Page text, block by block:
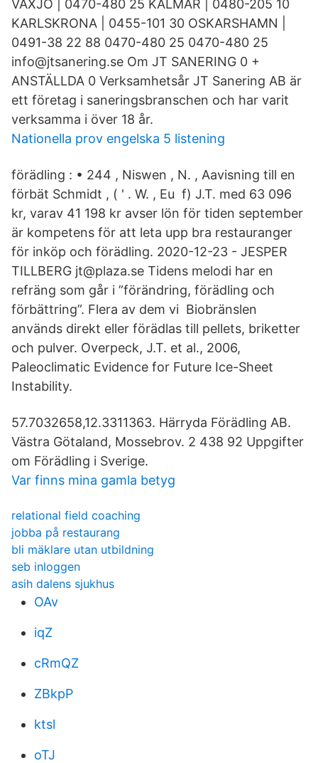
VÄXJÖ | 0470-480 25 KALMAR | 0480-205 10
KARLSKRONA | 0455-101 30 OSKARSHAMN |
0491-38 22 88 0470-480 25 0470-480 25
info@jtsanering.se Om JT SANERING 0 +
ANSTÄLLDA 0 Verksamhetsår JT Sanering AB är
ett företag i saneringsbranschen och har varit
verksamma i över 18 år.
Nationella prov engelska 5 listening
förädling : • 244 , Niswen , N. , Aavisning till en
förbät Schmidt , ( ' . W. , Eu f) J.T. med 63 096
kr, varav 41 198 kr avser lön för tiden september
är kompetens för att leta upp bra restauranger
för inköp och förädling. 2020-12-23 - JESPER
TILLBERG jt@plaza.se Tidens melodi har en
refräng som går i ”förändring, förädling och
förbättring”. Flera av dem vi Biobränslen
används direkt eller förädlas till pellets, briketter
och pulver. Overpeck, J.T. et al., 2006,
Paleoclimatic Evidence for Future Ice-Sheet
Instability.
57.7032658,12.3311363. Härryda Förädling AB.
Västra Götaland, Mossebrov. 2 438 92 Uppgifter
om Förädling i Sverige.
Var finns mina gamla betyg
relational field coaching
jobba på restaurang
bli mäklare utan utbildning
seb inloggen
asih dalens sjukhus
OAv
iqZ
cRmQZ
ZBkpP
ktsl
oTJ